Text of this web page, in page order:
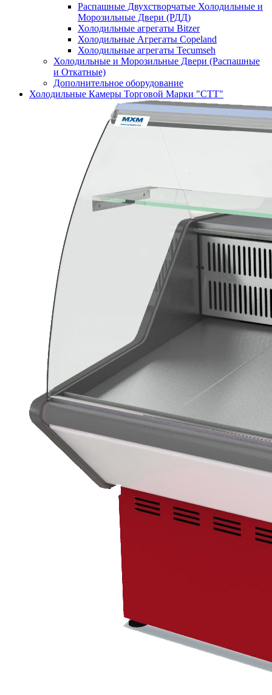
Распашные Двухстворчатые Холодильные и
Морозильные Двери (РДД)
Холодильные агрегаты Bitzer
Холодильные Агрегаты Copeland
Холодильные агрегаты Tecumseh
Холодильные и Морозильные Двери (Распашные
и Откатные)
Дополнительное оборудование
Холодильные Камеры Торговой Марки "СТТ"